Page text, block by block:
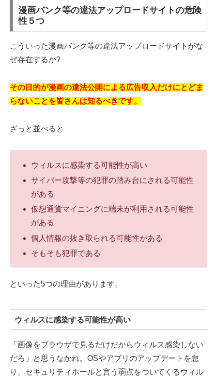
漫画バンク等の違法アップロードサイトの危険
性５つ
こういった漫画バンク等の違法アップロードサイトがな
ぜ存在するか?
その目的が漫画の違法公開による広告収入だけにとどま
らないことを皆さんは知るべきです。
ざっと並べると
ウィルスに感染する可能性が高い
サイバー攻撃等の犯罪の踏み台にされる可能性
がある
仮想通貨マイニングに端末が利用される可能性
がある
個人情報の抜き取られる可能性がある
そもそも犯罪である
といった5つの理由があります。
ウィルスに感染する可能性が高い
「画像をブラウザで見るだけだからウィルス感染しない
だろ」と思うなかれ。OSやアプリのアップデートを怠
り、セキュリティホールと言う弱点をついてくるウィル